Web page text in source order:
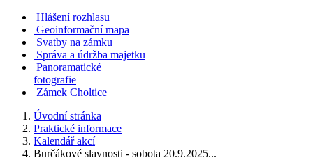
Hlášení rozhlasu
Geoinformační mapa
Svatby na zámku
Správa a údržba majetku
Panoramatické
fotografie
Zámek Choltice
Úvodní stránka
Praktické informace
Kalendář akcí
Burčákové slavnosti - sobota 20.9.2025...